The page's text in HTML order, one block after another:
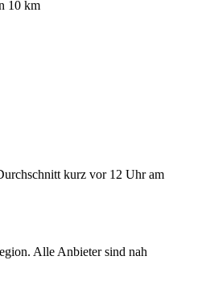
10 km
kurz vor 12 Uhr am
Alle Anbieter sind nah